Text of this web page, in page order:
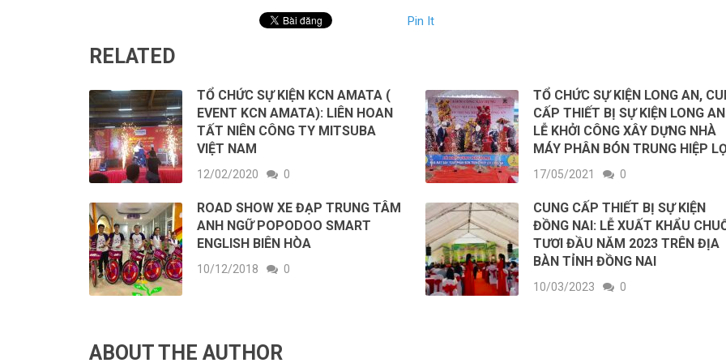
Pin It
RELATED
TỔ CHỨC SỰ KIỆN KCN AMATA (
EVENT KCN AMATA): LIÊN HOAN
TẤT NIÊN CÔNG TY MITSUBA
VIỆT NAM
12/02/2020 0
TỔ CHỨC SỰ KIỆN LONG AN,
CẤP THIẾT BỊ SỰ KIỆN LONG
LỄ KHỞI CÔNG XÂY DỰNG NHÀ
MÁY PHÂN BÓN TRUNG HIỆP
17/05/2021 0
ROAD SHOW XE ĐẠP TRUNG TÂM
ANH NGỮ POPODOO SMART
ENGLISH BIÊN HÒA
10/12/2018 0
CUNG CẤP THIẾT BỊ SỰ KIỆN
ĐỒNG NAI: LỄ XUẤT KHẨU
TƯƠI ĐẦU NĂM 2023 TRÊN ĐỊA
BÀN TỈNH ĐỒNG NAI
10/03/2023 0
ABOUT THE AUTHOR